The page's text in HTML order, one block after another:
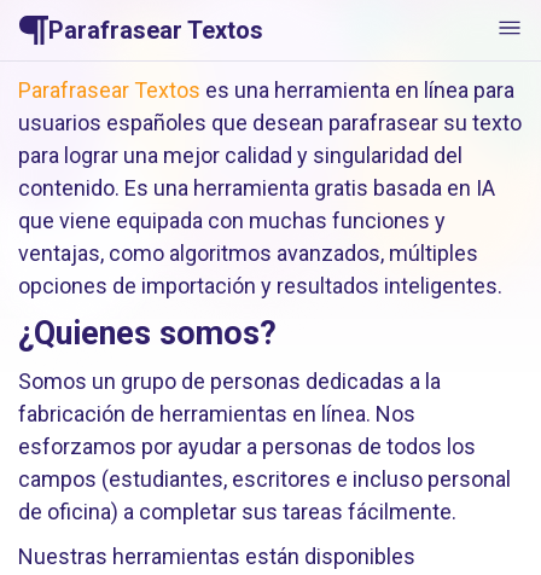
Parafrasear Textos
Parafrasear Textos es una herramienta en línea para
usuarios españoles que desean parafrasear su texto
para lograr una mejor calidad y singularidad del
contenido. Es una herramienta gratis basada en IA
que viene equipada con muchas funciones y
ventajas, como algoritmos avanzados, múltiples
opciones de importación y resultados inteligentes.
¿Quienes somos?
Somos un grupo de personas dedicadas a la
fabricación de herramientas en línea. Nos
esforzamos por ayudar a personas de todos los
campos (estudiantes, escritores e incluso personal
de oficina) a completar sus tareas fácilmente.
Nuestras herramientas están disponibles